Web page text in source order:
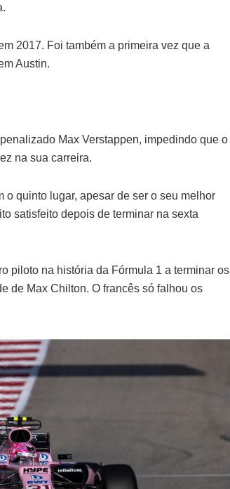
2017. Foi também a primeira vez que a
Austin.
Max Verstappen, impedindo que o
na sua carreira.
o quinto lugar, apesar de ser o seu melhor
satisfeito depois de terminar na sexta
piloto na história da Fórmula 1 a terminar os
de Max Chilton. O francês só falhou os